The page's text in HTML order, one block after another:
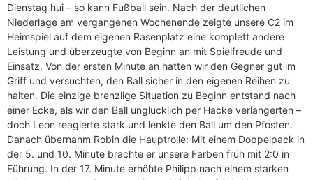
Dienstag hui – so kann Fußball sein. Nach der deutlichen
Niederlage am vergangenen Wochenende zeigte unsere C2 im
Heimspiel auf dem eigenen Rasenplatz eine komplett andere
Leistung und überzeugte von Beginn an mit Spielfreude und
Einsatz. Von der ersten Minute an hatten wir den Gegner gut im
Griff und versuchten, den Ball sicher in den eigenen Reihen zu
halten. Die einzige brenzlige Situation zu Beginn entstand nach
einer Ecke, als wir den Ball unglücklich per Hacke verlängerten –
doch Leon reagierte stark und lenkte den Ball um den Pfosten.
Danach übernahm Robin die Hauptrolle: Mit einem Doppelpack in
der 5. und 10. Minute brachte er unsere Farben früh mit 2:0 in
Führung. In der 17. Minute erhöhte Philipp nach einem starken